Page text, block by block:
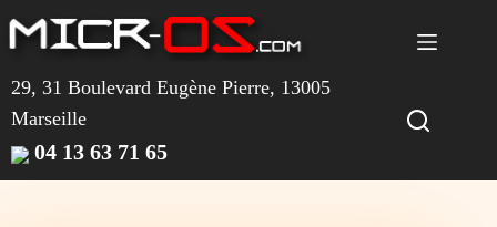
au
contenu
29, 31 Boulevard Eugène Pierre, 13005
Marseille
04 13 63 71 65